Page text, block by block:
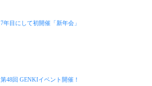
7年目にして初開催「新年会」
第48回 GENKIイベント開催！